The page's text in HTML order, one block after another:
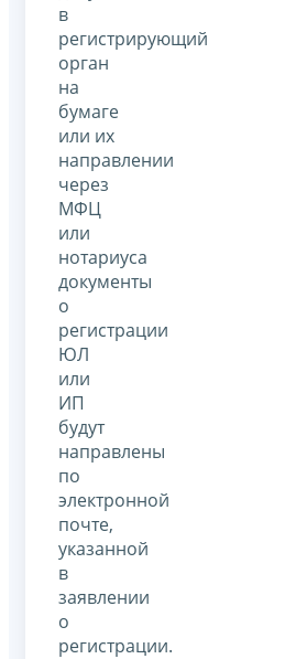
в
регистрирующий
орган
на
бумаге
или их
направлении
через
МФЦ
или
нотариуса
документы
о
регистрации
ЮЛ
или
ИП
будут
направлены
по
электронной
почте,
указанной
в
заявлении
о
регистрации.